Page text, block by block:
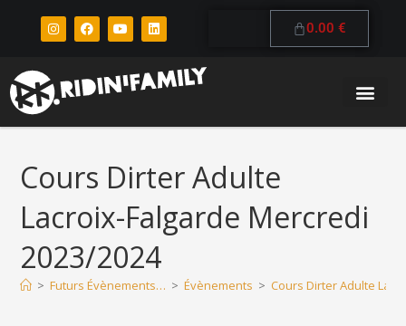
0.00 €
Cours Dirter Adulte
Lacroix-Falgarde Mercredi
2023/2024
> Futurs Évènements… > Évènements > Cours Dirter Adulte